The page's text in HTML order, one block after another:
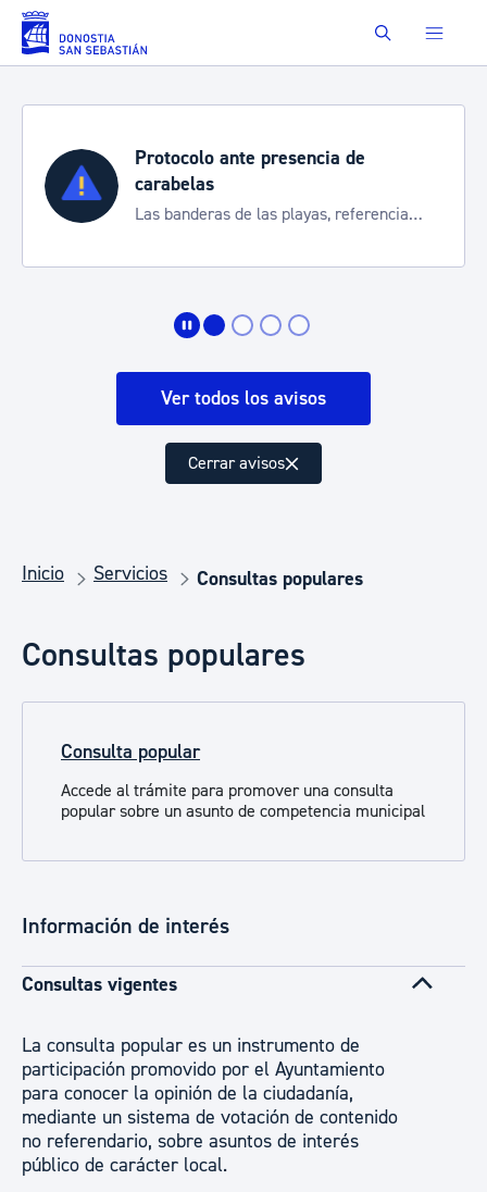
Saltar al contenido principal Buscar
Protocolo ante presencia de
carabelas
Las banderas de las playas, referencia
Ver todos los avisos
Cerrar avisos
Inicio Servicios Consultas populares
Consultas populares
Consulta popular
Accede al trámite para promover una consulta
popular sobre un asunto de competencia municipal
Información de interés
Consultas vigentes
La consulta popular es un instrumento de
participación promovido por el Ayuntamiento
para conocer la opinión de la ciudadanía,
mediante un sistema de votación de contenido
no referendario, sobre asuntos de interés
público de carácter local.